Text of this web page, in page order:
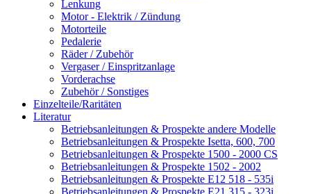
Lenkung
Motor - Elektrik / Zündung
Motorteile
Pedalerie
Räder / Zubehör
Vergaser / Einspritzanlage
Vorderachse
Zubehör / Sonstiges
Einzelteile/Raritäten
Literatur
Betriebsanleitungen & Prospekte andere Modelle
Betriebsanleitungen & Prospekte Isetta, 600, 700
Betriebsanleitungen & Prospekte 1500 - 2000 CS
Betriebsanleitungen & Prospekte 1502 - 2002
Betriebsanleitungen & Prospekte E12 518 - 535i
Betriebsanleitungen & Prospekte E21 315 - 323i